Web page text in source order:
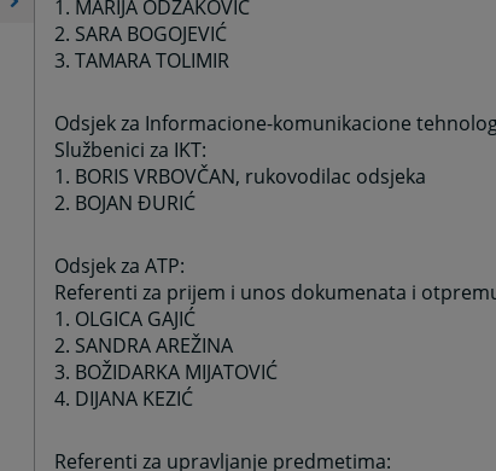
1. MARIJA ODŽAKOVIĆ
2. SARA BOGOJEVIĆ
3. TAMARA TOLIMIR
Odsjek za Informacione-komunikacione
Službenici za IKT:
1. BORIS VRBOVČAN, rukovodilac odsjeka
2. BOJAN ĐURIĆ
Odsjek za ATP:
Referenti za prijem i unos dokumenata i
1. OLGICA GAJIĆ
2. SANDRA AREŽINA
3. BOŽIDARKA MIJATOVIĆ
4. DIJANA KEZIĆ
Referenti za upravljanje predmetima: